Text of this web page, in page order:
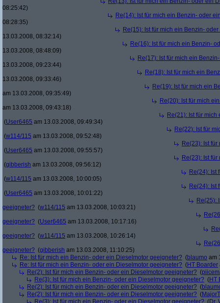
08:25:42)
Re(14): Ist für mich ein Benzin- oder
08:28:35)
Re(15): Ist für mich ein Benzin-
13.03.2008, 08:32:14)
Re(16): Ist für mich ein Benzin-
13.03.2008, 08:48:09)
Re(17): Ist für mich ein
13.03.2008, 09:23:44)
Re(18): Ist für mich ein
13.03.2008, 09:33:46)
Re(19): Ist für mich ein
am 13.03.2008, 09:35:49)
Re(20): Ist für mich
am 13.03.2008, 09:43:18)
Re(21): Ist für
(User6465 am 13.03.2008, 09:49:34)
Re(22): Ist für
(w114/115 am 13.03.2008, 09:52:48)
Re(23): Ist
(User6465 am 13.03.2008, 09:55:57)
Re(23): Ist
(gibberish am 13.03.2008, 09:56:12)
Re(24): Ist
(w114/115 am 13.03.2008, 10:00:05)
Re(24): Ist
(User6465 am 13.03.2008, 10:01:22)
Re(25):
geeigneter? (w114/115 am 13.03.2008, 10:03:21)
geeigneter? (User6465 am 13.03.2008, 10:17:16)
geeigneter? (w114/115 am 13.03.2008, 10:26:14)
geeigneter? (gibberish am 13.03.2008, 11:10:25)
Re: Ist für mich ein Benzin- oder ein Dieselmotor geeigneter? (blaumo am
Re: Ist für mich ein Benzin- oder ein Dieselmotor geeigneter? (HT Boarder
Re(2): Ist für mich ein Benzin- oder ein Dieselmotor geeigneter? (
Re(3): Ist für mich ein Benzin- oder ein Dieselmotor geeigneter? (HT
Re(2): Ist für mich ein Benzin- oder ein Dieselmotor geeigneter? (
Re(2): Ist für mich ein Benzin- oder ein Dieselmotor geeigneter? (
Re(3): Ist für mich ein Benzin- oder ein Dieselmotor geeigneter? (Dr.